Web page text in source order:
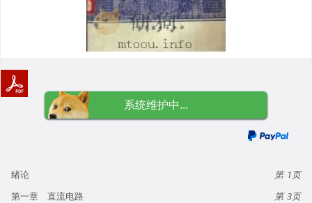
系统维护中...
绪论
1
第一章 直流电路
3